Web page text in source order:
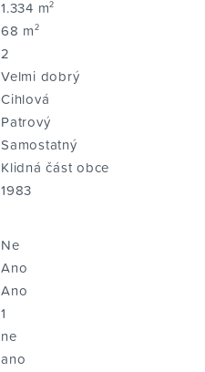
1.334 m²
68 m²
2
Velmi dobrý
Cihlová
Patrový
Samostatný
Klidná část obce
1983
Ne
Ano
Ano
1
ne
ano